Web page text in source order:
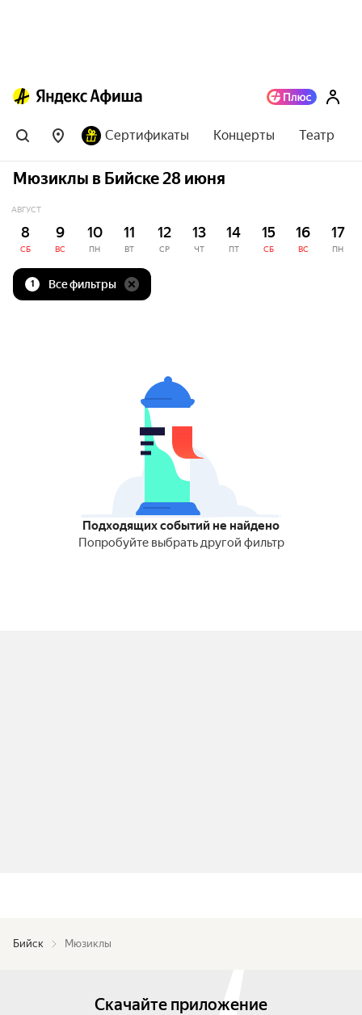
Сертификаты Концерты Театр
Мюзиклы в Бийске 28 июня
АВГУСТ
8
СБ
9
ВС
10
ПН
11
ВТ
12
СР
13
ЧТ
14
ПТ
15
СБ
16
ВС
17
ПН
1 Все фильтры
Подходящих событий не найдено
Попробуйте выбрать другой фильтр
Бийск Мюзиклы
Скачайте приложение